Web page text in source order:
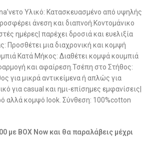
Υλικό: Κατασκευασμένο από υψηλής
άνεση και διαπνοή.Κοντομάνικο
ημέρες| παρέχει δροσιά και ευελιξία
Προσθέτει μια διαχρονική και κομψή
Κατά Μήκος: Διαθέτει κομψά κουμπιά
και αφαίρεση.Τσέπη στο Στήθος:
για μικρά αντικείμενα ή απλώς για
για casual και ημι-επίσημες εμφανίσεις|
αλλά κομψό look. Σύνθεση: 100%cotton
με BOX Now και θα παραλάβεις μέχρι